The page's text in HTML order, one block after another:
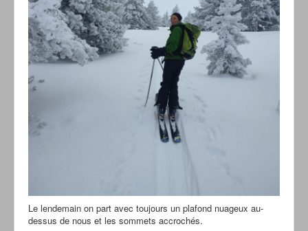
Le lendemain on part avec toujours un plafond nuageux au-
dessus de nous et les sommets accrochés.